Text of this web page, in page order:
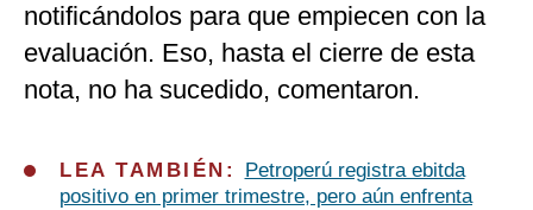
notificándolos para que empiecen con la
evaluación. Eso, hasta el cierre de esta
nota, no ha sucedido, comentaron.
LEA TAMBIÉN:
Petroperú registra ebitda
positivo en primer trimestre, pero aún enfrenta